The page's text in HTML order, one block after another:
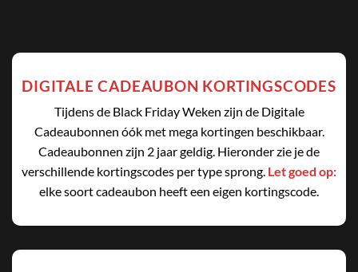
DIGITALE CADEAUBON KORTINGSCODES
Tijdens de Black Friday Weken zijn de Digitale
Cadeaubonnen óók met mega kortingen beschikbaar.
Cadeaubonnen zijn 2 jaar geldig. Hieronder zie je de
verschillende kortingscodes per type sprong. Let goed op:
elke soort cadeaubon heeft een eigen kortingscode.